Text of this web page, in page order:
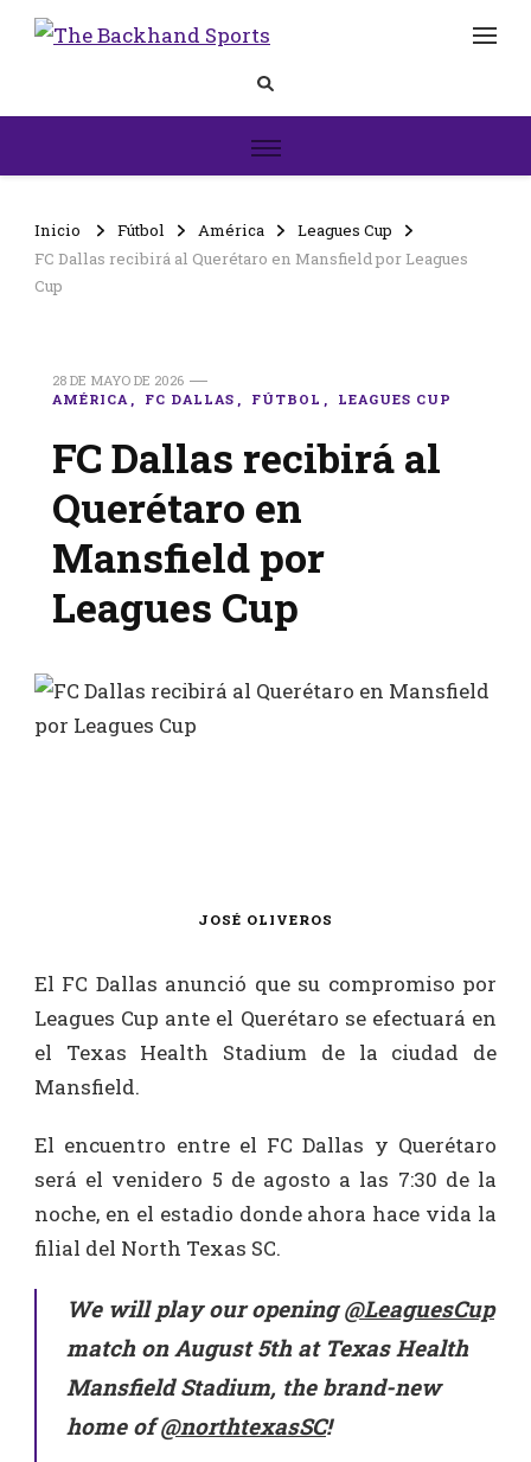
Backhand
Inicio Fútbol América
Leagues Cup
FC Dallas recibirá al Querétaro en Mansfield por Leagues
Cup
28 DE MAYO DE 2026
AMÉRICA
FC DALLAS FÚTBOL LEAGUES CUP
FC Dallas recibirá al
Querétaro en
Mansfield por
Leagues Cup
JOSÉ OLIVEROS
El FC Dallas anunció que su compromiso por
Leagues Cup ante el Querétaro se efectuará en
el Texas Health Stadium de la ciudad de
Mansfield.
El encuentro entre el FC Dallas y Querétaro
será el venidero 5 de agosto a las 7:30 de la
noche, en el estadio donde ahora hace vida la
filial del North Texas SC.
We will play our opening@LeaguesCup
match on August 5th at Texas Health
Mansfield Stadium, the brand-new
home of@northtexasSC!